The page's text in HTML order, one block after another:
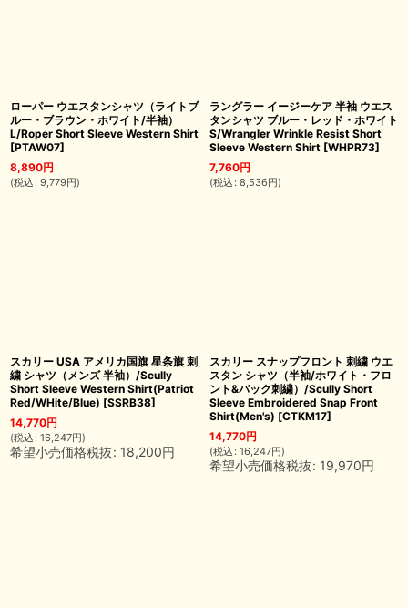
ローパー ウエスタンシャツ（ライトブ
ルー・ブラウン・ホワイト/半袖）
L/Roper Short Sleeve Western Shirt
[PTAW07]
8,890円
(税込 : 9,779円)
ラングラー イージーケア 半袖 ウエス
タンシャツ ブルー・レッド・ホワイト
S/Wrangler Wrinkle Resist Short
Sleeve Western Shirt [WHPR73]
7,760円
(税込 : 8,536円)
スカリー USA アメリカ国旗 星条旗 刺
繍 シャツ（メンズ 半袖）/Scully
Short Sleeve Western Shirt(Patriot
Red/WHite/Blue) [SSRB38]
14,770円
(税込 : 16,247円)
希望小売価格税抜: 18,200円
スカリー スナップフロント 刺繍 ウエ
スタン シャツ（半袖/ホワイト・フロ
ント&バック刺繍）/Scully Short
Sleeve Embroidered Snap Front
Shirt(Men's) [CTKM17]
14,770円
(税込 : 16,247円)
希望小売価格税抜: 19,970円